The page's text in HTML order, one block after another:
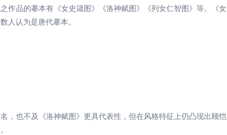
作品的摹本有《女史箴图》《洛神赋图》《列女仁智图》等。《女
人认为是唐代摹本。
，也不及《洛神赋图》更具代表性，但在风格特征上仍凸现出顾恺